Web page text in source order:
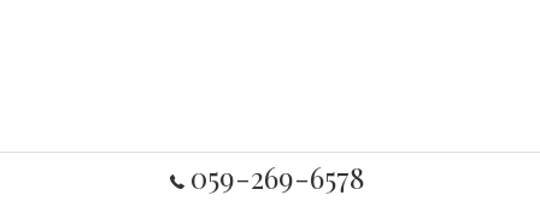
059-269-6578